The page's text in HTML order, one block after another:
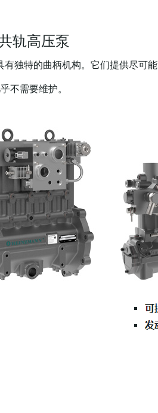
轨高压泵
有独特的曲柄机构。它们提供尽可
不需要维护。